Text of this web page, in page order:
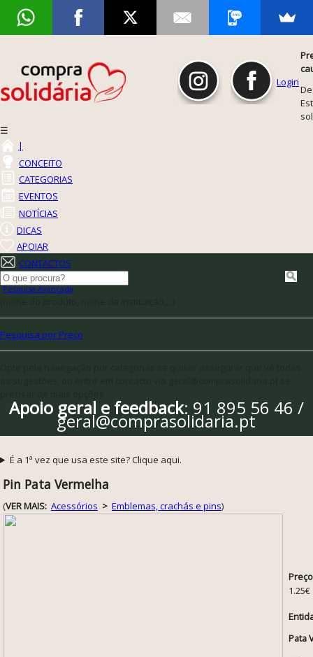
Login
☰
|
CONCEITO
CATEGORIAS
EVENTOS
NOTÍCIAS
DICAS
APOIAR
CONTACTOS
Pesquisa Avançada
Pesquisa por Preço
Apoio geral e feedback: 91 895 56 46 /
geral@comprasolidaria.pt
É a 1ª vez que usa este site? Clique aqui.
Pin Pata Vermelha
(VER MAIS: Acessórios > Emblemas, crachás e pins)
1.25€
Pata